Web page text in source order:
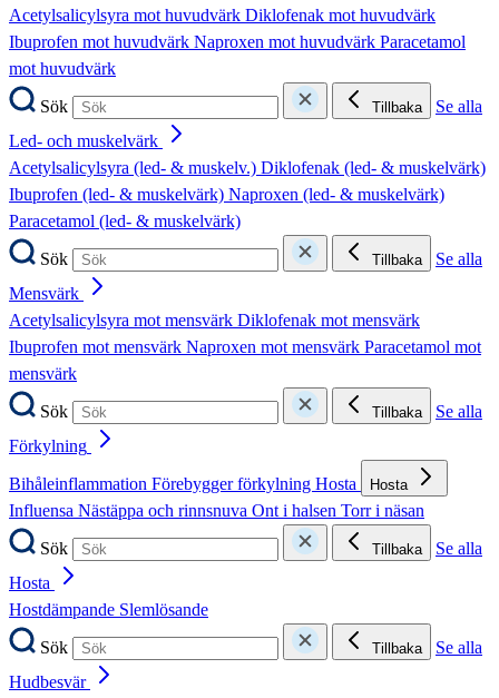
Acetylsalicylsyra mot huvudvärk Diklofenak mot huvudvärk
Ibuprofen mot huvudvärk Naproxen mot huvudvärk Paracetamol
mot huvudvärk
Sök
Tillbaka
Se alla
Led- och muskelvärk
Acetylsalicylsyra (led- & muskelv.) Diklofenak (led- & muskelvärk)
Ibuprofen (led- & muskelvärk) Naproxen (led- & muskelvärk)
Paracetamol (led- & muskelvärk)
Sök
Tillbaka
Se alla
Mensvärk
Acetylsalicylsyra mot mensvärk Diklofenak mot mensvärk
Ibuprofen mot mensvärk Naproxen mot mensvärk Paracetamol mot
mensvärk
Sök
Tillbaka
Se alla
Förkylning
Bihåleinflammation Förebygger förkylning Hosta Hosta
Influensa Nästäppa och rinnsnuva Ont i halsen Torr i näsan
Sök
Tillbaka
Se alla
Hosta
Hostdämpande Slemlösande
Sök
Tillbaka
Se alla
Hudbesvär